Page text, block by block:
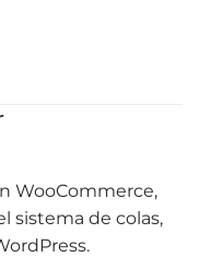
WooCommerce,
sistema de colas,